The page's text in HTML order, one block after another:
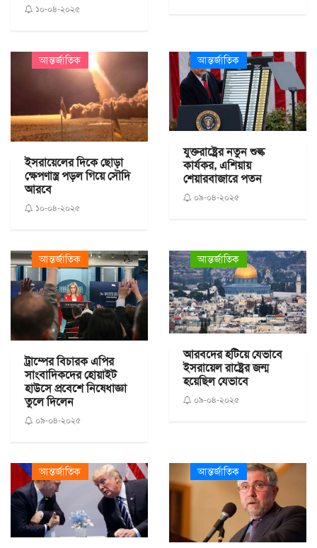
১০-০৪-২০২৫
আন্তর্জাতিক
ইসরায়েলের দিকে ছোড়া
ক্ষেপণাস্ত্র পড়ল গিয়ে সৌদি
আরবে
১০-০৪-২০২৫
আন্তর্জাতিক
যুক্তরাষ্ট্রের নতুন শুল্ক
কার্যকর, এশিয়ায়
শেয়ারবাজারে পতন
০৯-০৪-২০২৫
আন্তর্জাতিক
ট্রাম্পের বিচারক এপির
সাংবাদিকদের হোয়াইট
হাউসে প্রবেশে নিষেধাজ্ঞা
তুলে দিলেন
০৯-০৪-২০২৫
আন্তর্জাতিক
আরবদের হটিয়ে যেভাবে
ইসরায়েল রাষ্ট্রের জন্ম
হয়েছিল যেভাবে
০৯-০৪-২০২৫
আন্তর্জাতিক আন্তর্জাতিক